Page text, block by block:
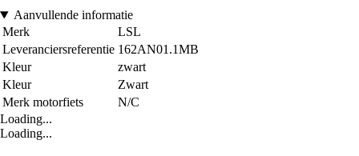
Aanvullende informatie
Merk
LSL
Leveranciersreferentie 162AN01.1MB
Kleur
zwart
Kleur
Zwart
Merk motorfiets
N/C
Loading...
Loading...